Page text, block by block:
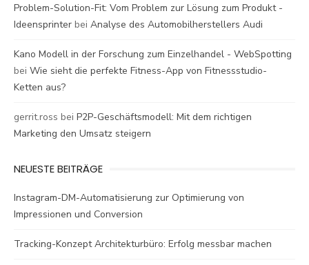
Problem-Solution-Fit: Vom Problem zur Lösung zum Produkt -
Ideensprinter bei Analyse des Automobilherstellers Audi
Kano Modell in der Forschung zum Einzelhandel - WebSpotting
bei Wie sieht die perfekte Fitness-App von Fitnessstudio-
Ketten aus?
gerrit.ross bei P2P-Geschäftsmodell: Mit dem richtigen
Marketing den Umsatz steigern
NEUESTE BEITRÄGE
Instagram-DM-Automatisierung zur Optimierung von
Impressionen und Conversion
Tracking-Konzept Architekturbüro: Erfolg messbar machen